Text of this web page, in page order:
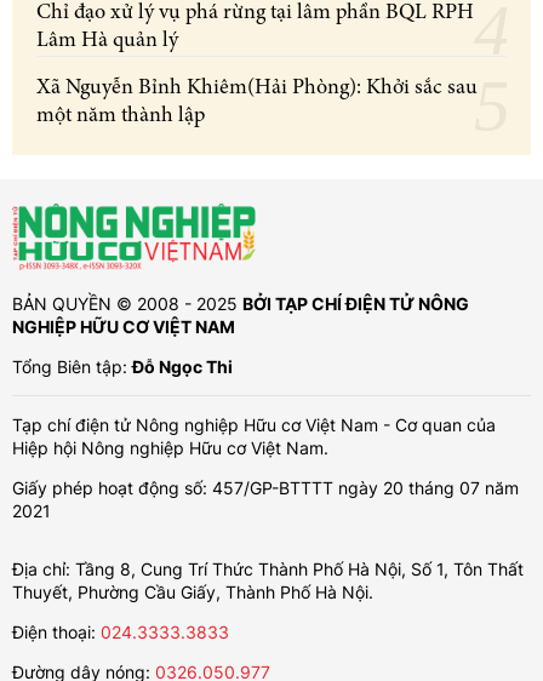
Chỉ đạo xử lý vụ phá rừng tại lâm phần BQL RPH
Lâm Hà quản lý
Xã Nguyễn Bỉnh Khiêm(Hải Phòng): Khởi sắc sau
một năm thành lập
BẢN QUYỀN © 2008 - 2025 BỞI TẠP CHÍ ĐIỆN TỬ NÔNG
NGHIỆP HỮU CƠ VIỆT NAM
Tổng Biên tập:Đỗ Ngọc Thi
Tạp chí điện tử Nông nghiệp Hữu cơ Việt Nam - Cơ quan của
Hiệp hội Nông nghiệp Hữu cơ Việt Nam.
Giấy phép hoạt động số: 457/GP-BTTTT ngày 20 tháng 07 năm
2021
Địa chỉ: Tầng 8, Cung Trí Thức Thành Phố Hà Nội, Số 1, Tôn Thất
Thuyết, Phường Cầu Giấy, Thành Phố Hà Nội.
Điện thoại: 024.3333.3833
Đường dây nóng: 0326.050.977